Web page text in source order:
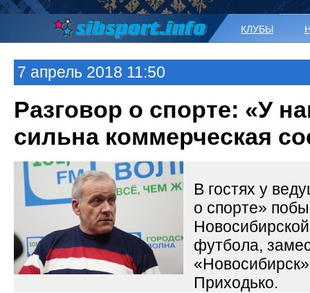
КЛУБЫ
7 апрель 2018 11:50
Разговор о спорте: «У
сильна коммерческая
В гостях у
о спорте»
футбола,
Приходько.